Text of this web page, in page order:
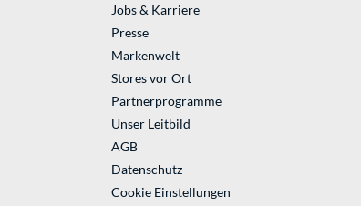
Jobs & Karriere
Presse
Markenwelt
Stores vor Ort
Partnerprogramme
Unser Leitbild
AGB
Datenschutz
Cookie Einstellungen